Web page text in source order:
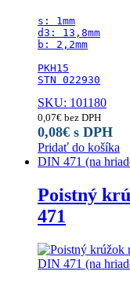
s: 1mm
d3: 13,8mm
b: 2,2mm
PKH15
STN 022930
SKU: 101180
0,07€ bez DPH
0,08€ s DPH
Pridať do košíka
DIN 471 (na
Poistný
471
DIN 471 (na